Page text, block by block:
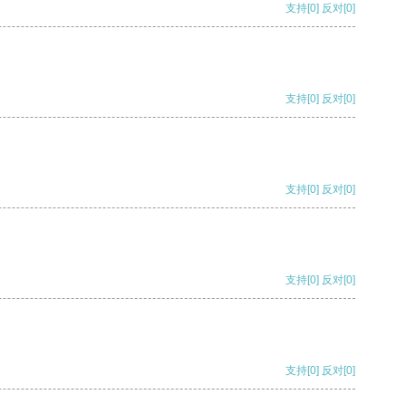
支持[0] 反对[0]
支持[0] 反对[0]
支持[0] 反对[0]
支持[0] 反对[0]
支持[0] 反对[0]